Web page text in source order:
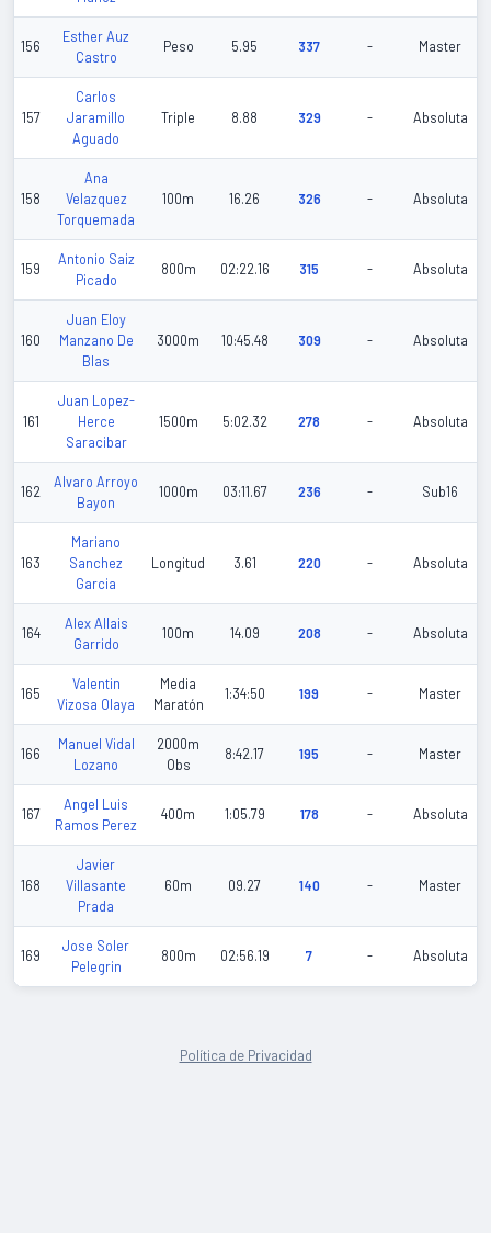
156
Esther Auz
Castro
Peso 5.95 337 - Master
157
Carlos
Jaramillo
Aguado
Triple 8.88 329 - Absoluta
158
Ana
Velazquez
Torquemada
100m 16.26 326 - Absoluta
159
Antonio Saiz
Picado
800m 02:22.16 315 - Absoluta
160
Juan Eloy
Manzano De
Blas
3000m 10:45.48 309 - Absoluta
161
Juan Lopez-
Herce
Saracibar
1500m 5:02.32 278 - Absoluta
162
Alvaro Arroyo
Bayon
1000m 03:11.67 236 - Sub16
163
Mariano
Sanchez
Garcia
Longitud 3.61 220 - Absoluta
164
Alex Allais
Garrido
100m 14.09 208 - Absoluta
165
Valentin
Vizosa Olaya
Media
Maratón
1:34:50 199 - Master
166
Manuel Vidal
Lozano
2000m
Obs
8:42.17 195 - Master
167
Angel Luis
Ramos Perez
400m 1:05.79 178 - Absoluta
168
Javier
Villasante
Prada
60m 09.27 140 - Master
169
Jose Soler
Pelegrin
800m 02:56.19 7 - Absoluta
Política de Privacidad